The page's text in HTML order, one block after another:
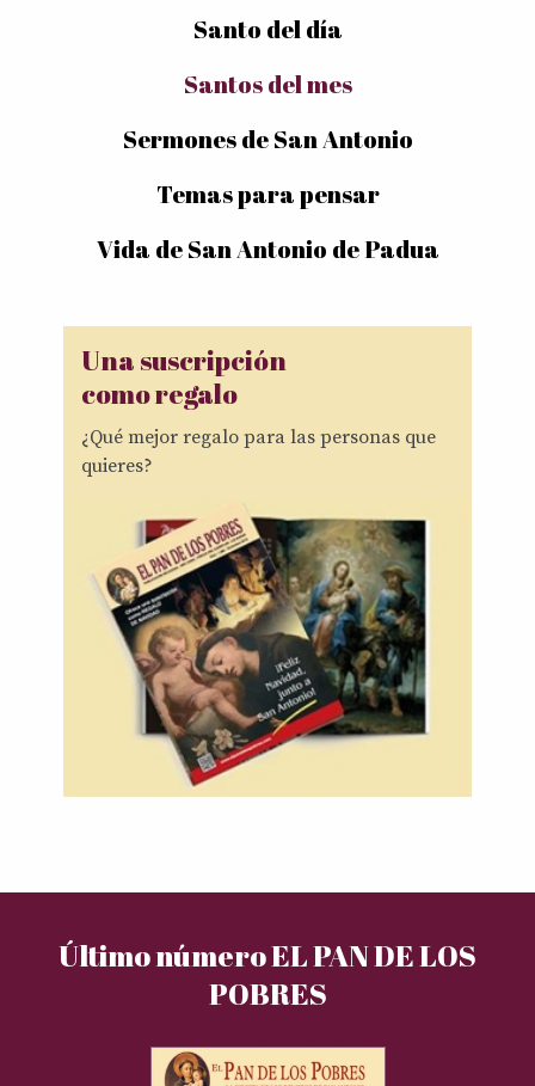
Santo del día
Santos del mes
Sermones de San Antonio
Temas para pensar
Vida de San Antonio de Padua
Una suscripción
como regalo
¿Qué mejor regalo para las personas que
quieres?
Último número EL PAN DE LOS
POBRES